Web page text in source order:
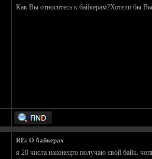
Как Вы относитесь к байкерам?Хотели бы
RE: О байкерах
я 20 числа наконецто получаю свой байк.